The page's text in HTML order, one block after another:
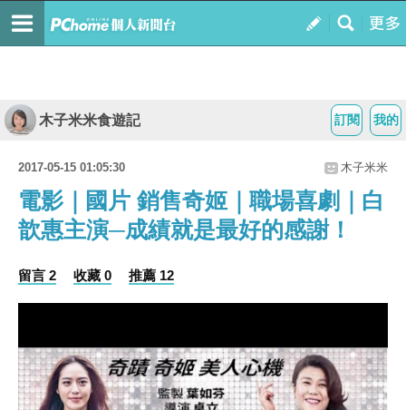
我的
訂閱
木子米米食遊記
2017-05-15 01:05:30 木子米米
電影｜國片 銷售奇姬｜職場喜劇｜白
歆惠主演─成績就是最好的感謝！
留言 2 收藏 0 推薦 12